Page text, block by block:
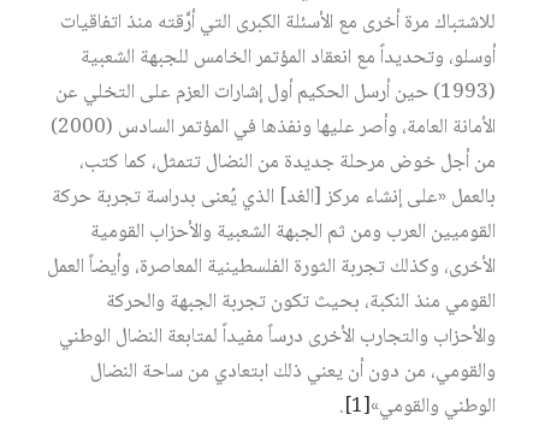
للاشتباك مرة أخرى مع الأسئلة الكبرى التي أرَّقته منذ اتفاقيات
أوسلو، وتحديداً مع انعقاد المؤتمر الخامس للجبهة الشعبية
(1993) حين أرسل الحكيم أول إشارات العزم على التخلي عن
الأمانة العامة، وأصر عليها ونفذها في المؤتمر السادس (2000)
من أجل خوض مرحلة جديدة من النضال تتمثل، كما كتب،
بالعمل «على إنشاء مركز [الغد] الذي يُعنى بدراسة تجربة حركة
القوميين العرب ومن ثم الجبهة الشعبية والأحزاب القومية
الأخرى، وكذلك تجربة الثورة الفلسطينية المعاصرة، وأيضاً العمل
القومي منذ النكبة، بحيث تكون تجربة الجبهة والحركة
والأحزاب والتجارب الأخرى درساً مفيداً لمتابعة النضال الوطني
والقومي، من دون أن يعني ذلك ابتعادي من ساحة النضال
الوطني والقومي»‏[1]
.